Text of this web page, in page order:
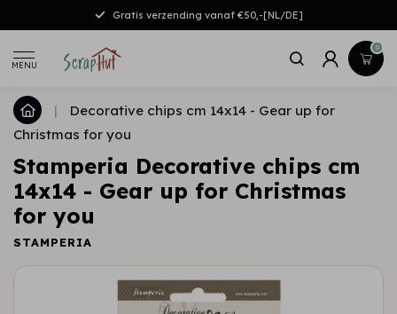
Gratis verzending vanaf €50,-[NL/DE]
MENU
0
|
Decorative chips cm 14x14 - Gear up for
Christmas for you
Stamperia Decorative chips cm
14x14 - Gear up for Christmas
for you
STAMPERIA